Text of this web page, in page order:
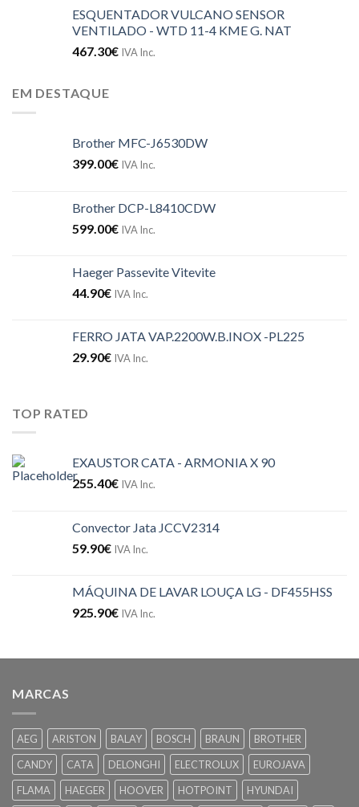
ESQUENTADOR VULCANO SENSOR
VENTILADO - WTD 11-4 KME G. NAT
467.30€ IVA Inc.
EM DESTAQUE
Brother MFC-J6530DW
399.00€ IVA Inc.
Brother DCP-L8410CDW
599.00€ IVA Inc.
Haeger Passevite Vitevite
44.90€ IVA Inc.
FERRO JATA VAP.2200W.B.INOX -PL225
29.90€ IVA Inc.
TOP RATED
EXAUSTOR CATA - ARMONIA X 90
255.40€ IVA Inc.
Convector Jata JCCV2314
59.90€ IVA Inc.
MÁQUINA DE LAVAR LOUÇA LG - DF455HSS
925.90€ IVA Inc.
MARCAS
AEG ARISTON BALAY BOSCH BRAUN
BROTHER
CANDY
CATA DELONGHI ELECTROLUX
EUROJAVA
FLAMA
HAEGER HOOVER HOTPOINT HYUNDAI